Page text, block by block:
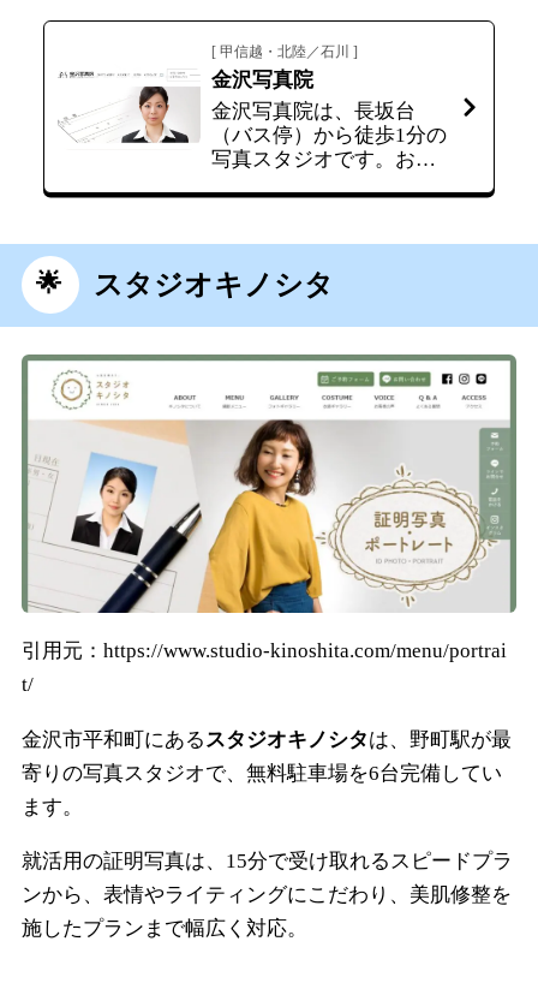
[ 甲信越・北陸／石川 ]
金沢写真院
金沢写真院は、長坂台
（バス停）から徒歩1分の
写真スタジオです。おす
で4,950円とコスパの良い
プラン。コストを抑えな
がらもヘアメイクもした
い方にはおすすめです。
料金プラン 修整付き写
真（写真2枚～） ヘア…
スタジオキノシタ
引用元：https://www.studio-kinoshita.com/menu/portrai
t/
金沢市平和町にある スタジオキノシタは、野町駅が最
寄りの写真スタジオで、無料駐車場を6台完備してい
ます。
就活用の証明写真は、15分で受け取れるスピードプラ
ンから、表情やライティングにこだわり、美肌修整を
施したプランまで幅広く対応。